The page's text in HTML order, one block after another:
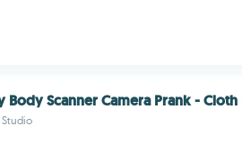
Body Scanner Camera Prank -